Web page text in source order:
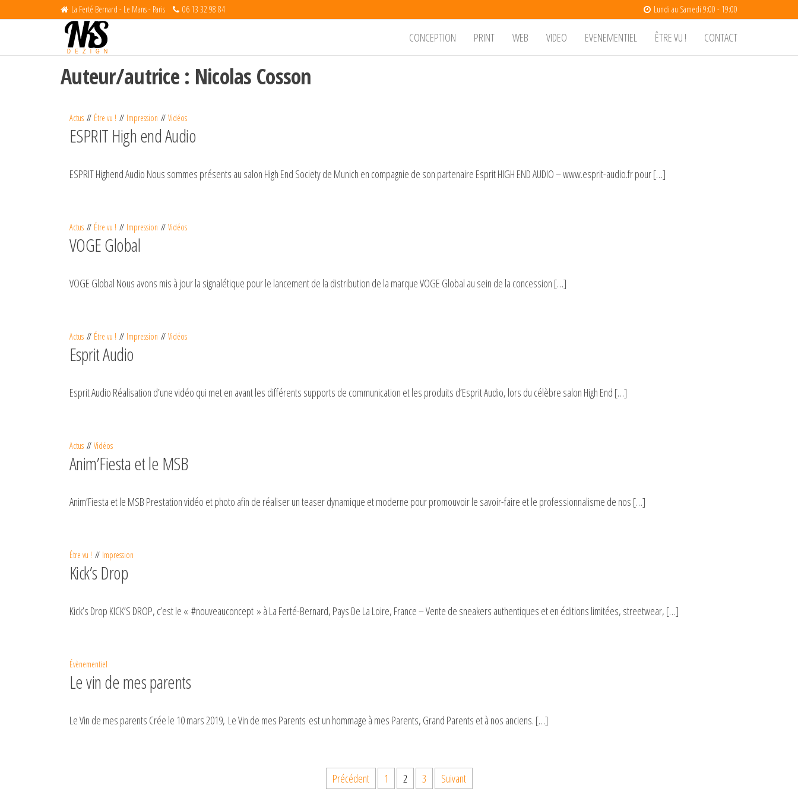
La Ferté Bernard - Le Mans - Paris 06 13 32 98 84 Lundi au Samedi 9:00 - 19:00
Agence de
communication
360° en Sarthe
communication
Sarthe – La
Chartres – Paris
CONCEPTION PRINT WEB VIDEO EVENEMENTIEL ÊTRE VU ! CONTACT
Auteur/autrice : Nicolas Cosson
Actus Étre vu ! Impression Vidéos
ESPRIT High end Audio
ESPRIT Highend Audio Nous sommes présents au salon High End Society de Munich en compagnie de son partenaire Esprit HIGH END AUDIO – www.esprit-audio.fr pour […]
Actus Étre vu ! Impression Vidéos
VOGE Global
VOGE Global Nous avons mis à jour la signalétique pour le lancement de la distribution de la marque VOGE Global au sein de la concession […]
Actus Étre vu ! Impression Vidéos
Esprit Audio
Esprit Audio Réalisation d’une vidéo qui met en avant les différents supports de communication et les produits d’Esprit Audio, lors du célèbre salon High End […]
Actus Vidéos
Anim’Fiesta et le MSB
Anim’Fiesta et le MSB Prestation vidéo et photo afin de réaliser un teaser dynamique et moderne pour promouvoir le savoir-faire et le professionnalisme de nos […]
Étre vu ! Impression
Kick’s Drop
Kick’s Drop KICK’S DROP, c’est le « #nouveauconcept » à La Ferté-Bernard, Pays De La Loire, France – Vente de sneakers authentiques et en éditions limitées, streetwear, […]
Évènementiel
Le vin de mes parents
Le Vin de mes parents Crée le 10 mars 2019, Le Vin de mes Parents est un hommage à mes Parents, Grand Parents et à nos anciens. […]
Précédent 1 2 3 Suivant